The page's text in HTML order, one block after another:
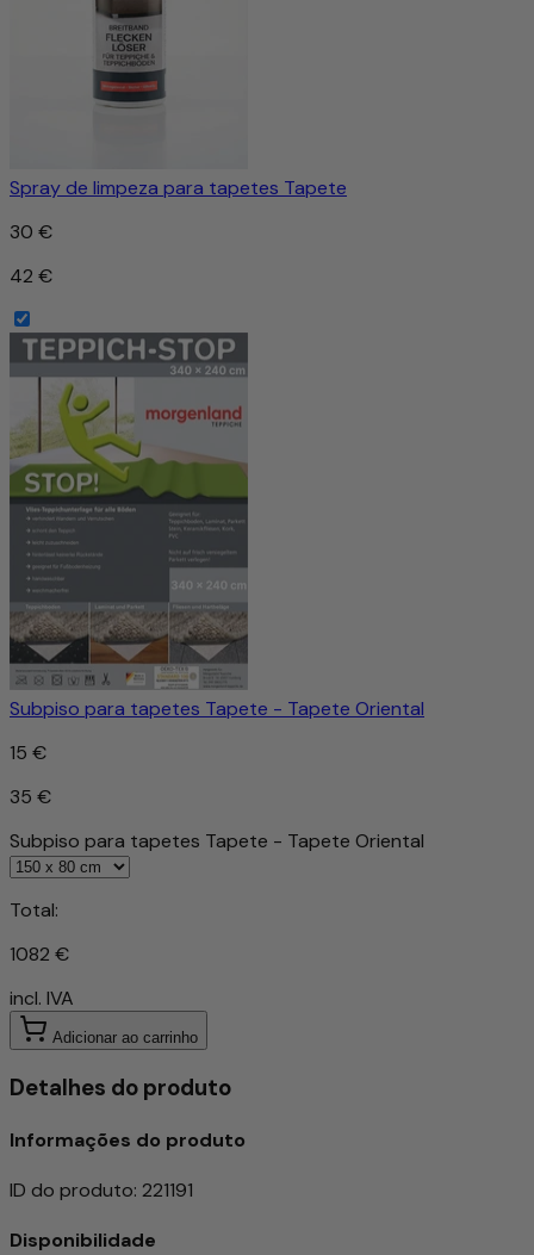
Spray de limpeza para tapetes Tapete
30 €
42 €
Subpiso para tapetes Tapete - Tapete Oriental
15 €
35 €
Subpiso para tapetes Tapete - Tapete Oriental
Total:
1082 €
incl. IVA
Adicionar ao carrinho
Detalhes do produto
Informações do produto
ID do produto: 221191
Disponibilidade